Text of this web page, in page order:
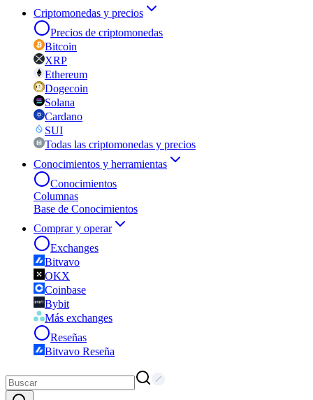
Criptomonedas y precios
Precios de criptomonedas
Bitcoin
XRP
Ethereum
Dogecoin
Solana
Cardano
SUI
Todas las criptomonedas y precios
Conocimientos y herramientas
Conocimientos
Columnas
Base de Conocimientos
Comprar y operar
Exchanges
Bitvavo
OKX
Coinbase
Bybit
Más exchanges
Reseñas
Bitvavo Reseña